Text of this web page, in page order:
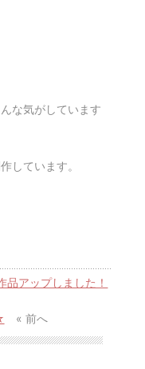
な気がしています
しています。
品アップしました！
« 前へ